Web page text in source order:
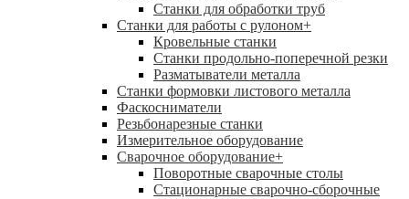
Станки для обработки труб
Станки для работы с рулоном+
Кровельные станки
Станки продольно-поперечной резки
Разматыватели металла
Станки формовки листового металла
Фаскосниматели
Резьбонарезные станки
Измерительное оборудование
Сварочное оборудование+
Поворотные сварочные столы
Стационарные сварочно-сборочные